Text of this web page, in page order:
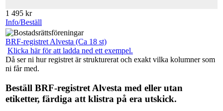
1 495 kr
Info/Beställ
BRF-registret Alvesta (Ca 18 st)
Klicka här för att ladda ned ett exempel.
Då ser ni hur registret är strukturerat och exakt vilka kolumner som
ni får med.
Beställ BRF-registret Alvesta med eller utan
etiketter, färdiga att klistra på era utskick.